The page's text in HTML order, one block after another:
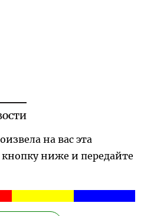
на вас эта
ниже и передайте